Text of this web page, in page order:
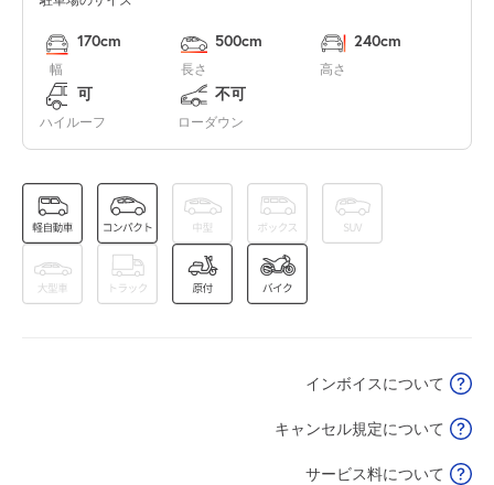
8月16日 (日) ¥1,870
8月17日 (月) ¥1,870
0:00～24:00
¥1,870
空き1
空き1
¥1,870
幅
170cm
長さ
500cm
高さ
240cm
ハイルーフ
可
ローダウン
不可
インボイスについて
キャンセル規定について
サービス料について